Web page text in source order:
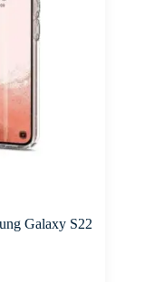
Galaxy S22